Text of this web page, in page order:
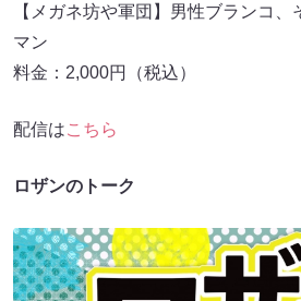
【メガネ坊や軍団】男性ブランコ、
マン
料金：2,000円（税込）
配信はこちら
ロザンのトーク